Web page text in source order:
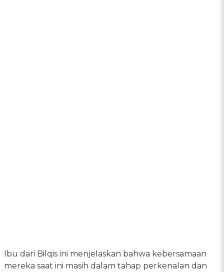
Ibu dari Bilqis ini menjelaskan bahwa kebersamaan
mereka saat ini masih dalam tahap perkenalan dan